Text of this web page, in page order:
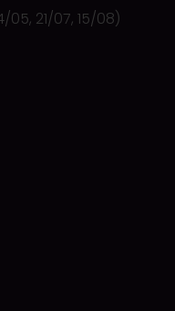
21/07, 15/08)